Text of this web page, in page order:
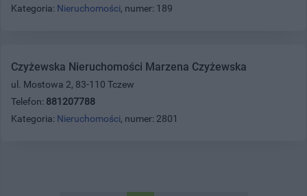
Kategoria: Nieruchomości, numer: 189
Czyżewska Nieruchomości Marzena Czyżewska
ul. Mostowa 2, 83-110 Tczew
Telefon: 881207788
Kategoria: Nieruchomości, numer: 2801